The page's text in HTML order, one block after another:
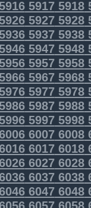
59175918
59275928
59375938
59475948
59575958
59675968
59775978
59875988
59975998
60076008
60176018
60276028
60376038
60476048